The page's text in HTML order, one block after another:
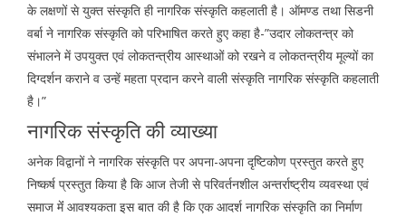
के लक्षणों से युक्त संस्कृति ही नागरिक संस्कृति कहलाती है। ऑमण्ड तथा सिडनी
वर्बा ने नागरिक संस्कृति को परिभाषित करते हुए कहा है-”उदार लोकतन्त्र को
संभालने में उपयुक्त एवं लोकतन्त्रीय आस्थाओं को रखने व लोकतन्त्रीय मूल्यों का
दिग्दर्शन कराने व उन्हें महता प्रदान करने वाली संस्कृति नागरिक संस्कृति कहलाती
है।”
नागरिक संस्कृति की व्याख्या
अनेक विद्वानों ने नागरिक संस्कृति पर अपना-अपना दृष्टिकोण प्रस्तुत करते हुए
निष्कर्ष प्रस्तुत किया है कि आज तेजी से परिवर्तनशील अन्तर्राष्ट्रीय व्यवस्था एवं
समाज मेंं आवश्यकता इस बात की है कि एक आदर्श नागरिक संस्कृति का निर्माण